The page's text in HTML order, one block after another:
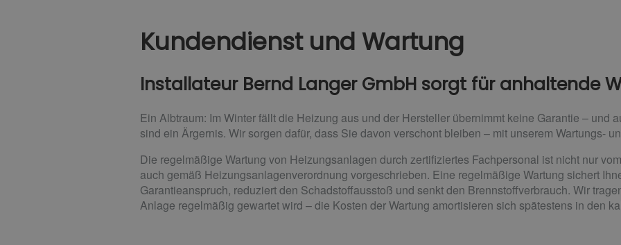
Kundendienst und Wartung
Installateur Bernd Langer GmbH sorgt für anhaltende
Ein Albtraum: Im Winter fällt die Heizung aus und der Hersteller übernimmt keine Garantie – und
sind ein Ärgernis. Wir sorgen dafür, dass Sie davon verschont bleiben – mit unserem Wartungs-
Die regelmäßige Wartung von Heizungsanlagen durch zertifiziertes Fachpersonal ist nicht nur
auch gemäß Heizungsanlagenverordnung vorgeschrieben. Eine regelmäßige Wartung sichert
Garantieanspruch, reduziert den Schadstoffausstoß und senkt den Brennstoffverbrauch. Wir
Anlage regelmäßig gewartet wird – die Kosten der Wartung amortisieren sich spätestens in den